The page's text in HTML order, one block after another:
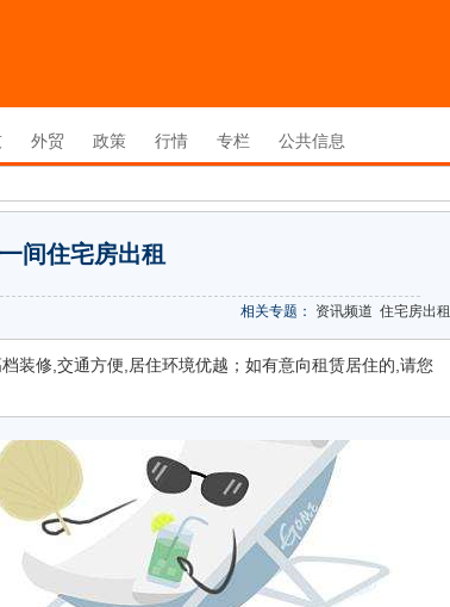
外贸 政策 行情 专栏 公共信息
间住宅房出租
相关专题： 资讯频道 住宅房出租
装修,交通方便,居住环境优越；如有意向租赁居住的,请您